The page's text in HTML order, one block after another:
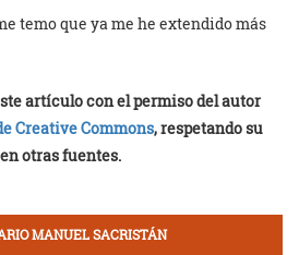
temo que ya me he extendido más
artículo con el permiso del autor
Creative Commons, respetando su
otras fuentes.
MANUEL SACRISTÁN